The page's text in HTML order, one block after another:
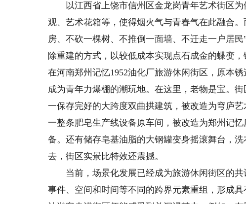
以江西省上饶市信州区金龙岗青年艺术街区为
观、艺术花箱等，使得烟火气与青春气在此融合
房、不砍一棵树、不推倒一面墙、不迁走一户居
除重建的方式，以较低成本实现点石成金的蝶变
在河南郑州记忆1952油化厂旅游休闲街区，原本
成为青年力爆棚的潮玩地。在这里，老物是宝。
一保存完好的大跨度双曲拱建筑，被改造为穹庐
一整条肥皂生产线设备原车间，被改造为郑州记
备。还有储存皂基油脂的大钢罐变身摇滚舞台，
去，街区实景比特效还震撼。
当前，场景化发展已经成为旅游休闲街区的共
事件、空间和时间等不同的跨界元素重组，形成